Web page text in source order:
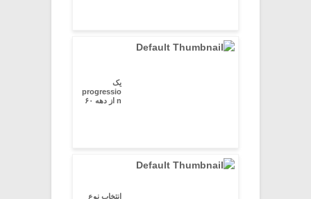
یک
progressio
n از دهه ۶۰
انتخاب نوع